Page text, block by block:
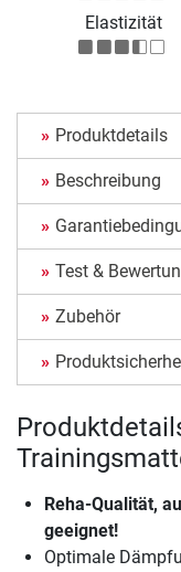
Elastizität
Produktdetails
Beschreibung
Test &
Zubehör
Reha-Qualität,
geeignet!
Optimale